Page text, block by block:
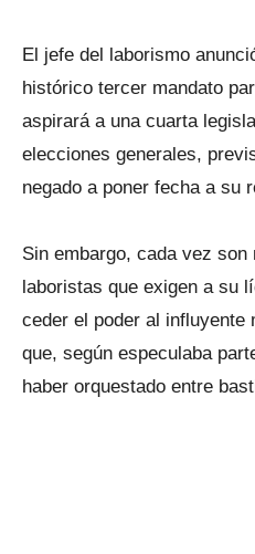
El jefe del laborismo
histórico tercer mandato
aspirará a una cuarta
elecciones generales,
negado a poner fecha a su
Sin embargo, cada vez son
laboristas que exigen a su
ceder el poder al influyente
que, según especulaba
haber orquestado entre